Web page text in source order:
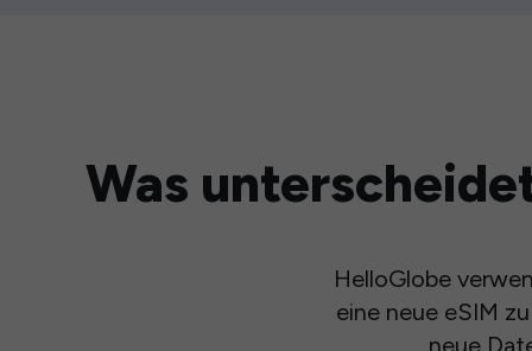
Was
HelloGlobe
eine neue eSIM
neue